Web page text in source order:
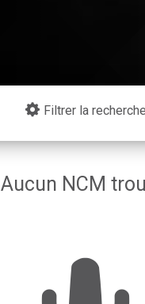
Filtrer la recherche
Aucun NCM